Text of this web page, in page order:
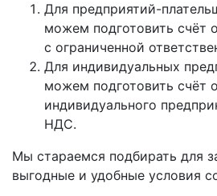
Для предприятий-
можем подготовить счёт
с ограниченной
Для индивидуальных
можем подготовить счёт
индивидуального
НДС.
Мы стараемся подбирать для
выгодные и удобные условия